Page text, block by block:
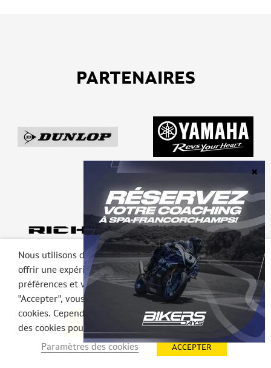
PARTENAIRES
DEVENIR PARTENAIRE
Nous utilisons des cookies sur notre site web pour vous
offrir une expérience plus pertinente en mémorisant vos
préférences et vos visites répétées. En cliquant sur
"Accepter", vous consentez à l'utilisation de TOUS les
cookies. Cependant, vous pouvez visiter les Paramètres
des cookies pour fournir un consentement contrôlé.
Paramètres des cookies
ACCEPTER